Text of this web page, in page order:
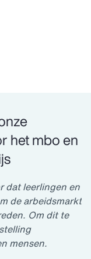
het mbo en
dat leerlingen en
de arbeidsmarkt
Om dit te
mensen.